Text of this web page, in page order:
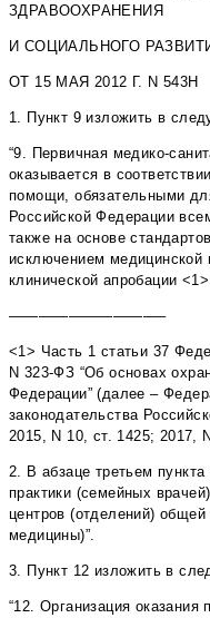
ЗДРАВООХРАНЕНИЯ
И СОЦИАЛЬНОГО
ОТ 15 МАЯ 2012 Г. N 543Н
1. Пункт 9 изложить в
“9. Первичная медико-
оказывается в
помощи, обязательными
Российской Федерации
также на основе
исключением
клинической апробации
——————————–
<1> Часть 1 статьи 37
N 323-ФЗ “Об основах
Федерации” (далее –
законодательства
2015, N 10, ст. 1425; 2017,
2. В абзаце третьем
практики (семейных
центров (отделений) общей
медицины)”.
3. Пункт 12 изложить в
“12. Организация